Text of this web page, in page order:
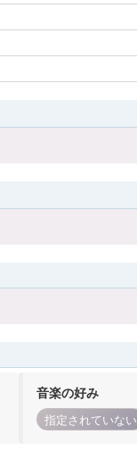
音楽の好み
指定されていない